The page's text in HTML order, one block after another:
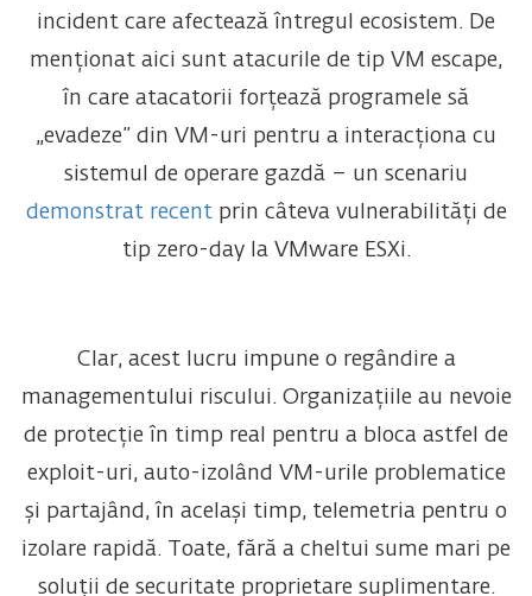
incident care afectează întregul ecosistem. De
menționat aici sunt atacurile de tip VM escape,
în care atacatorii forțează programele să
„evadeze” din VM-uri pentru a interacționa cu
sistemul de operare gazdă – un scenariu
demonstrat recentprin câteva vulnerabilități de
tip zero-day la VMware ESXi.
Clar, acest lucru impune o regândire a
managementului riscului. Organizațiile au nevoie
de protecție în timp real pentru a bloca astfel de
exploit-uri, auto-izolând VM-urile problematice
și partajând, în același timp, telemetria pentru o
izolare rapidă. Toate, fără a cheltui sume mari pe
soluții de securitate proprietare suplimentare.